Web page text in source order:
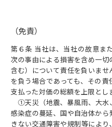
（免責）
第６条 当社は、当社の故意ま
次の事由による損害を含め一
含む）について責任を負いま
を負う場合であっても、その
支払った対価の総額を上限とし
①天災（地震、暴風雨、大水
感染症の蔓延、国や自治体か
きない交通障害や規制等によ